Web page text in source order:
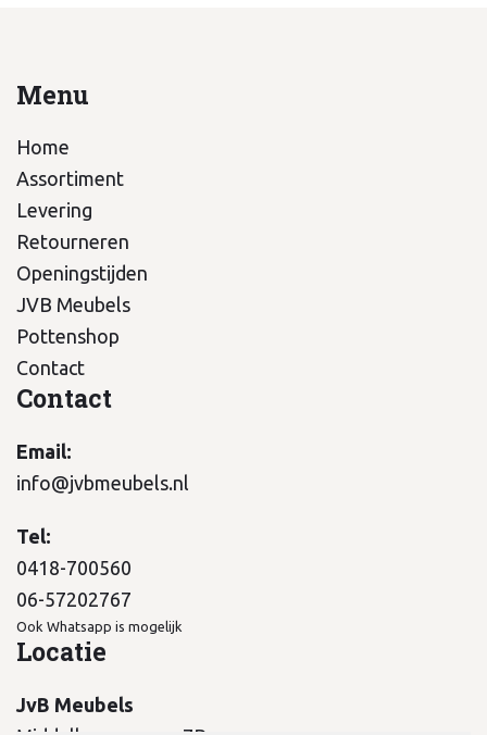
Menu
Home
Assortiment
Levering
Retourneren
Openingstijden
JVB Meubels
Pottenshop
Contact
Contact
Email:
info@jvbmeubels.nl
Tel:
0418-700560
06-57202767
Ook Whatsapp is mogelijk
Locatie
JvB Meubels